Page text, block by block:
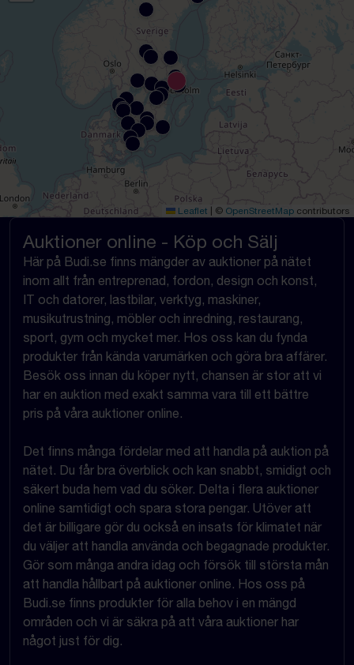
Leaflet | © OpenStreetMap contributors
Auktioner online - Köp och Sälj
Här på Budi.se finns mängder av auktioner på nätet
inom allt från entreprenad, fordon, design och konst,
IT och datorer, lastbilar, verktyg, maskiner,
musikutrustning, möbler och inredning, restaurang,
sport, gym och mycket mer. Hos oss kan du fynda
produkter från kända varumärken och göra bra affärer.
Besök oss innan du köper nytt, chansen är stor att vi
har en auktion med exakt samma vara till ett bättre
pris på våra auktioner online.
Det finns många fördelar med att handla på auktion på
nätet. Du får bra överblick och kan snabbt, smidigt och
säkert buda hem vad du söker. Delta i flera auktioner
online samtidigt och spara stora pengar. Utöver att
det är billigare gör du också en insats för klimatet när
du väljer att handla använda och begagnade produkter.
Gör som många andra idag och försök till största mån
att handla hållbart på auktioner online. Hos oss på
Budi.se finns produkter för alla behov i en mängd
områden och vi är säkra på att våra auktioner har
något just för dig.